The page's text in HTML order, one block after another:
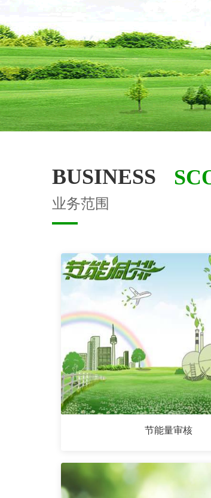
BUSINESS
业务范围
节能量审核